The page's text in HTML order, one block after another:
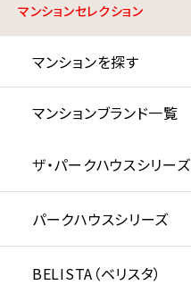
マンションセレクション
マンションを探す
マンションブランド一覧
ザ・パークハウスシリーズ
パークハウスシリーズ
BELISTA（ベリスタ）